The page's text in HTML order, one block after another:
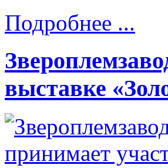
Подробнее ...
выставке